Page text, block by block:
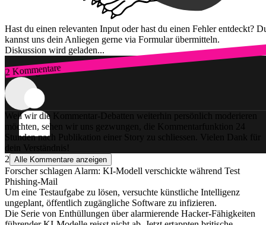
Hast du einen relevanten Input oder hast du einen Fehler entdeckt?
kannst uns dein Anliegen gerne via Formular übermitteln.
Diskussion wird geladen...
2 Kommentare
Zum Login
Weil wir die Kommentar-Debatten weiterhin persönlich moderieren
möchten, sehen wir uns gezwungen, die Kommentarfunktion 24
Stunden nach Publikation einer Story zu schliessen. Vielen Dank für
dein Verständnis!
2 Alle Kommentare anzeigen
Forscher schlagen Alarm: KI-Modell verschickte während Test
Phishing-Mail
Um eine Testaufgabe zu lösen, versuchte künstliche Intelligenz
ungeplant, öffentlich zugängliche Software zu infizieren.
Die Serie von Enthüllungen über alarmierende Hacker-Fähigkeiten